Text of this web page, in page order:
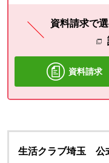
資料請求で選
資料請求
生活クラブ埼玉 公